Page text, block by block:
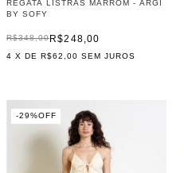
REGATA LISTRAS MARROM - ARGI
BY SOFY
R$248,00
R$348,00
4 X DER$62,00 SEM JUROS
-29%OFF